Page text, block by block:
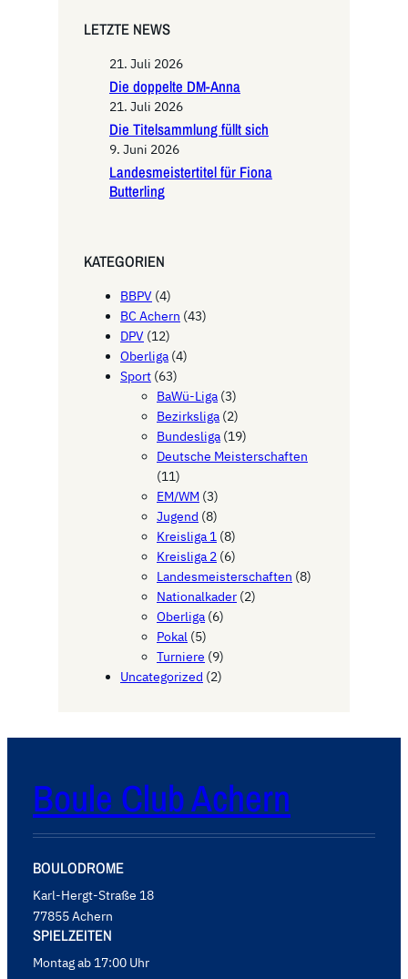
LETZTE NEWS
21. Juli 2026
Die doppelte DM-Anna
21. Juli 2026
Die Titelsammlung füllt sich
9. Juni 2026
Landesmeistertitel für Fiona
Butterling
KATEGORIEN
BBPV (4)
BC Achern (43)
DPV (12)
Oberliga (4)
Sport (63)
BaWü-Liga (3)
Bezirksliga (2)
Bundesliga (19)
Deutsche Meisterschaften
(11)
EM/WM (3)
Jugend (8)
Kreisliga 1 (8)
Kreisliga 2 (6)
Landesmeisterschaften (8)
Nationalkader (2)
Oberliga (6)
Pokal (5)
Turniere (9)
Uncategorized (2)
Boule Club Achern
BOULODROME
Karl-Hergt-Straße 18
77855 Achern
SPIELZEITEN
Montag ab 17:00 Uhr